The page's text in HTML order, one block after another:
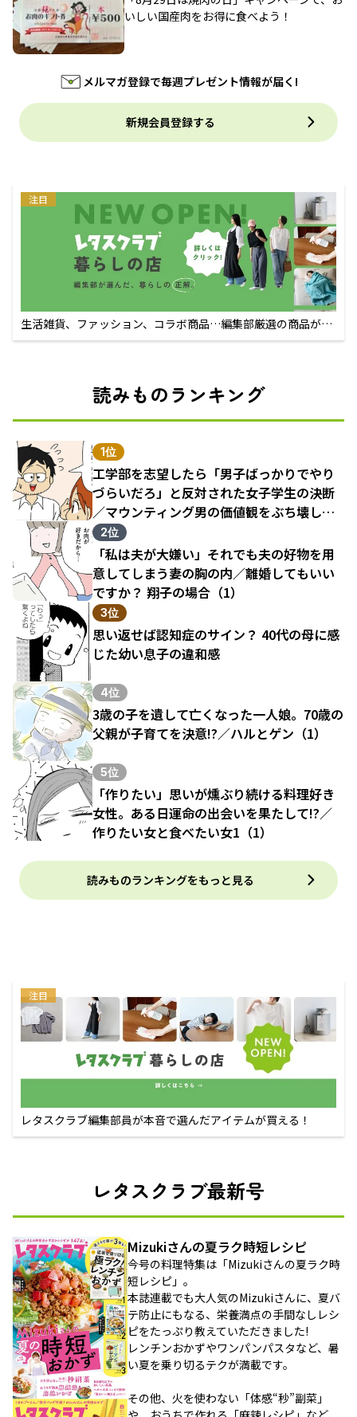
いしい国産肉をお得に食べよう！
メルマガ登録で毎週プレゼント情報が届く!
新規会員登録する
注目
生活雑貨、ファッション、コラボ商品…編集部厳選の商品が買
えるECサイト
読みものランキング
1位
工学部を志望したら「男子ばっかりでやり
づらいだろ」と反対された女子学生の決断
／マウンティング男の価値観をぶち壊した
結果（1）
2位
「私は夫が大嫌い」それでも夫の好物を用
意してしまう妻の胸の内／離婚してもいい
ですか？ 翔子の場合（1）
3位
思い返せば認知症のサイン？ 40代の母に感
じた幼い息子の違和感
4位
3歳の子を遺して亡くなった一人娘。70歳の
父親が子育てを決意!?／ハルとゲン（1）
5位
「作りたい」思いが燻ぶり続ける料理好き
女性。ある日運命の出会いを果たして!?／
作りたい女と食べたい女1（1）
読みものランキングをもっと見る
注目
レタスクラブ編集部員が本音で選んだアイテムが買える！
レタスクラブ最新号
Mizukiさんの夏ラク時短レシピ
今号の料理特集は「Mizukiさんの夏ラク時
短レシピ」。
本誌連載でも大人気のMizukiさんに、夏バ
テ防止にもなる、栄養満点の手間なしレシ
ピをたっぷり教えていただきました!
レンチンおかずやワンパンパスタなど、暑
い夏を乗り切るテクが満載です。
その他、火を使わない「体感“秒”副菜」